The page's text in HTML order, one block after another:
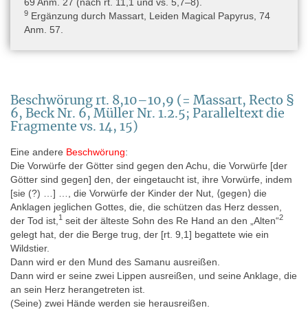
9 Ergänzung durch Massart, Leiden Magical Papyrus, 74
Anm. 57.
Beschwörung rt. 8,10–10,9 (= Massart, Recto §
6, Beck Nr. 6, Müller Nr. 1.2.5; Paralleltext die
Fragmente vs. 14, 15)
Eine andere Beschwörung:
Die Vorwürfe der Götter sind gegen den Achu, die Vorwürfe [der
Götter sind gegen] den, der eingetaucht ist, ihre Vorwürfe, indem
[sie (?) …] …, die Vorwürfe der Kinder der Nut, ⟨gegen⟩ die
Anklagen jeglichen Gottes, die, die schützen das Herz dessen,
der Tod ist, 1 seit der älteste Sohn des Re Hand an den „Alten“2
gelegt hat, der die Berge trug, der [rt. 9,1] begattete wie ein
Wildstier.
Dann wird er den Mund des Samanu ausreißen.
Dann wird er seine zwei Lippen ausreißen, und seine Anklage, die
an sein Herz herangetreten ist.
(Seine) zwei Hände werden sie herausreißen.